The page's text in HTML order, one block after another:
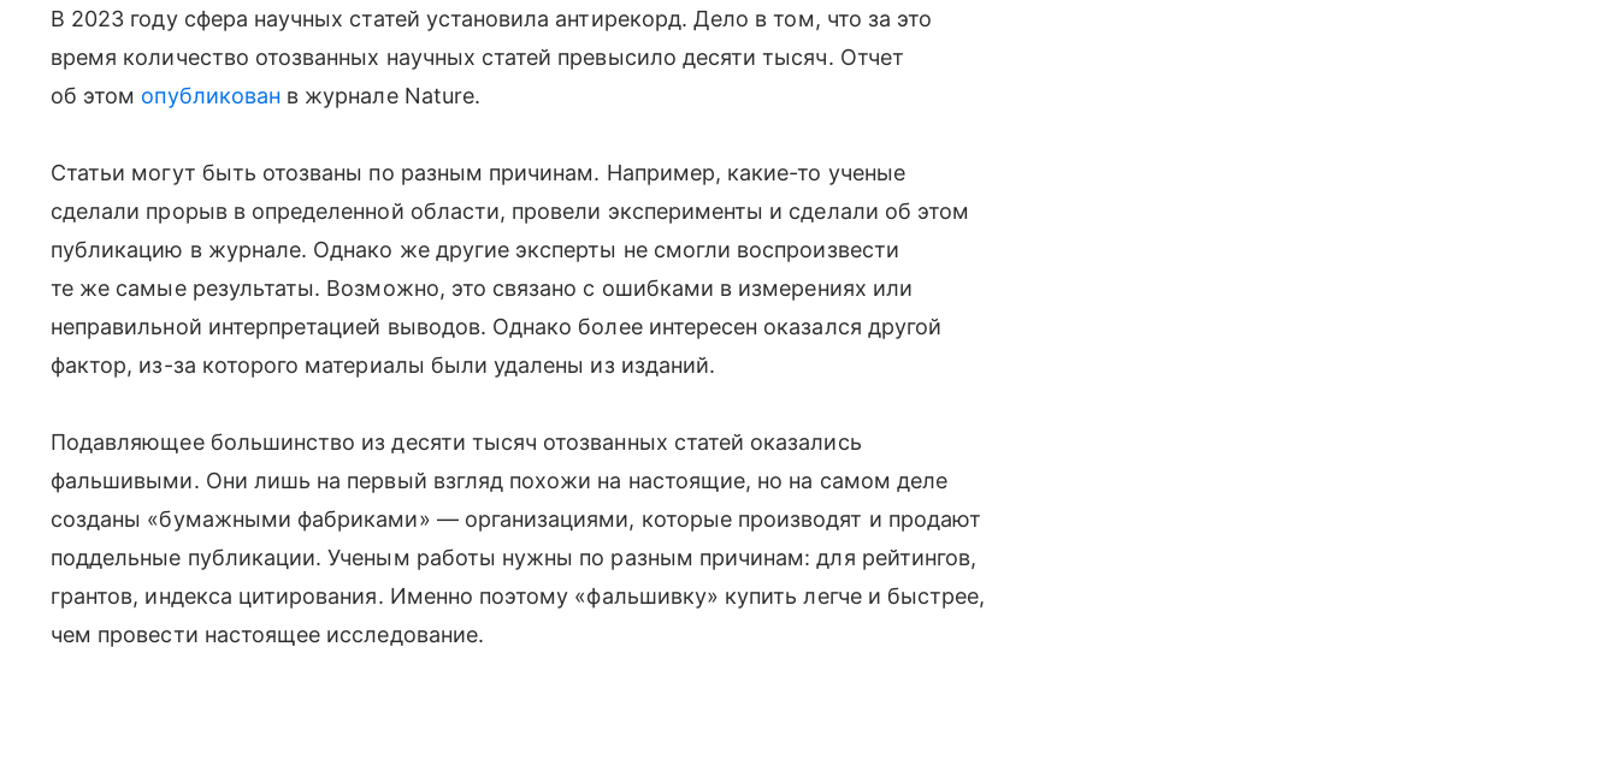
В 2023 году сфера научных статей установила антирекорд. Дело в том, что за это
время количество отозванных научных статей превысило десяти тысяч. Отчет
об этом опубликован в журнале Nature.
Статьи могут быть отозваны по разным причинам. Например, какие-то ученые
сделали прорыв в определенной области, провели эксперименты и сделали об этом
публикацию в журнале. Однако же другие эксперты не смогли воспроизвести
те же самые результаты. Возможно, это связано с ошибками в измерениях или
неправильной интерпретацией выводов. Однако более интересен оказался другой
фактор, из-за которого материалы были удалены из изданий.
Подавляющее большинство из десяти тысяч отозванных статей оказались
фальшивыми. Они лишь на первый взгляд похожи на настоящие, но на самом деле
созданы «бумажными фабриками» — организациями, которые производят и продают
поддельные публикации. Ученым работы нужны по разным причинам: для рейтингов,
грантов, индекса цитирования. Именно поэтому «фальшивку» купить легче и быстрее,
чем провести настоящее исследование.